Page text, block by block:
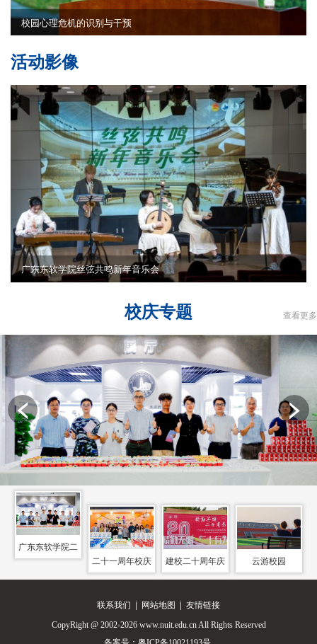
校园心理危机的识别与干预
活动影像
广东东软学院丝弦共鸣新年音乐会
查看更多
校庆专题
广东东软学院二
二十一周年校庆
建校二十周年庆
典
云游校园
联系我们 | 网站地图 | 友情链接
CopyRight @ 2002-2026 www.nuit.edu.cn All Rights Reserved